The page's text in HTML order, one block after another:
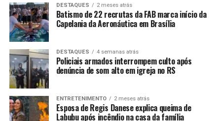
DESTAQUES 2 meses atrás
Batismo de 22 recrutas da FAB marca início da
Capelania da Aeronáutica em Brasília
DESTAQUES 4 semanas atrás
Policiais armados interrompem culto após
denúncia de som alto em igreja no RS
ENTRETENIMENTO 2 meses atrás
Esposa de Regis Danese explica queima de
Labubu após incêndio na casa da família